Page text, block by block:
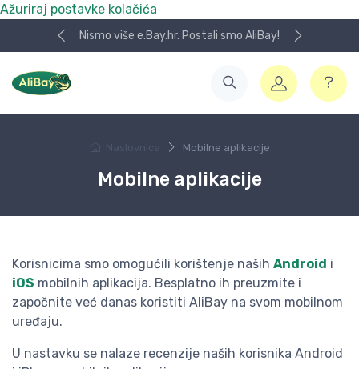
Ažuriraj postavke kolačića
Nismo više e.Bay.hr. Postali smo AliBay!
Naslovnica Mobilne aplikacije
Mobilne aplikacije
Korisnicima smo omogućili korištenje naših Android i
iOS mobilnih aplikacija. Besplatno ih preuzmite i
započnite već danas koristiti AliBay na svom mobilnom
uređaju.
U nastavku se nalaze recenzije naših korisnika Android